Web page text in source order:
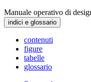
Manuale operativo di
indici e glossario
contenuti
figure
tabelle
glossario